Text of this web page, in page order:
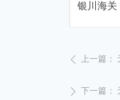
银川海关
ꄴ 上一篇：
ꄲ 下一篇：